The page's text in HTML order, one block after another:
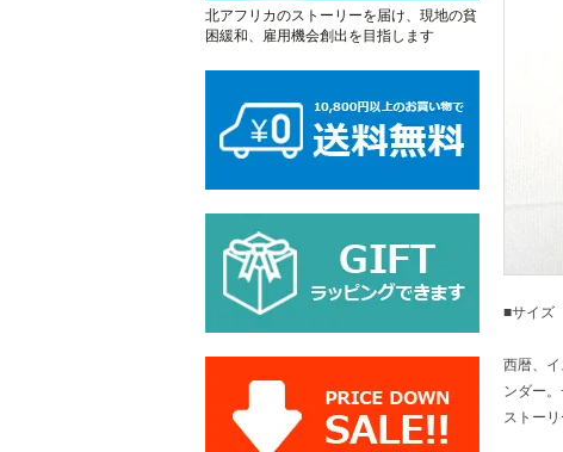
■サイズ
西暦、
ンダー
ストー
北アフリカのストーリーを届け、現地の貧
困緩和、雇用機会創出を目指します